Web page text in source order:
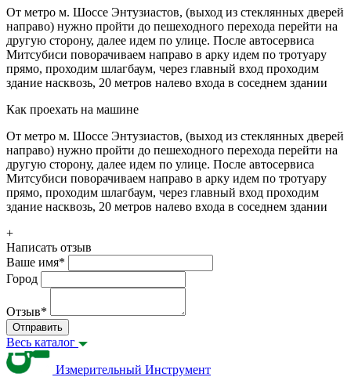
От метро м. Шоссе Энтузиастов, (выход из стеклянных дверей
направо) нужно пройти до пешеходного перехода перейти на
другую сторону, далее идем по улице. После автосервиса
Митсубиси поворачиваем направо в арку идем по тротуару
прямо, проходим шлагбаум, через главный вход проходим
здание насквозь, 20 метров налево входа в соседнем здании
Как проехать на машине
От метро м. Шоссе Энтузиастов, (выход из стеклянных дверей
направо) нужно пройти до пешеходного перехода перейти на
другую сторону, далее идем по улице. После автосервиса
Митсубиси поворачиваем направо в арку идем по тротуару
прямо, проходим шлагбаум, через главный вход проходим
здание насквозь, 20 метров налево входа в соседнем здании
+
Написать отзыв
Ваше имя*
Город
Отзыв*
Отправить
Весь каталог
Измерительный Инструмент